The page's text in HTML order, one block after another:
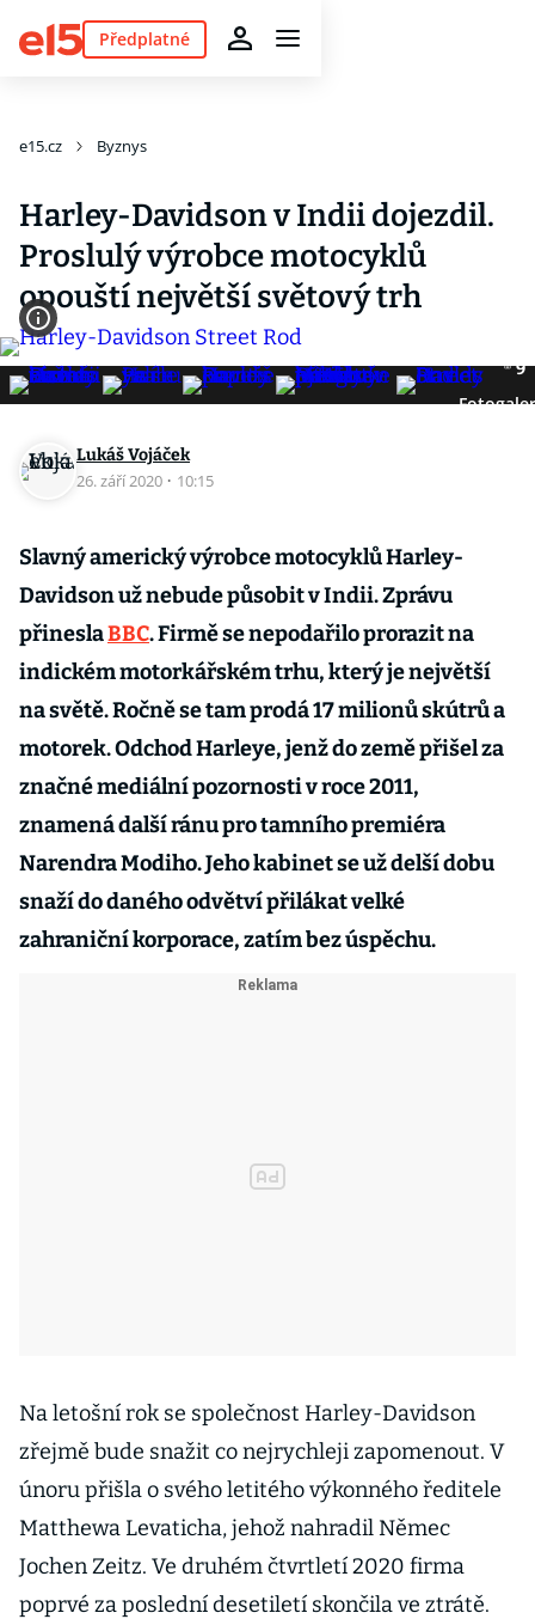
Předplatné
e15.cz Byznys
Harley-Davidson v Indii dojezdil.
Proslulý výrobce motocyklů
opouští největší světový trh
9
Lukáš Vojáček
26. září 2020 · 10:15
Slavný americký výrobce motocyklů Harley-
Davidson už nebude působit v Indii. Zprávu
přineslaBBC. Firmě se nepodařilo prorazit na
indickém motorkářském trhu, který je největší
na světě. Ročně se tam prodá 17 milionů skútrů a
motorek. Odchod Harleye, jenž do země přišel za
značné mediální pozornosti v roce 2011,
znamená další ránu pro tamního premiéra
Narendra Modiho. Jeho kabinet se už delší dobu
snaží do daného odvětví přilákat velké
zahraniční korporace, zatím bez úspěchu.
Na letošní rok se společnost Harley-Davidson
zřejmě bude snažit co nejrychleji zapomenout. V
únoru přišla o svého letitého výkonného ředitele
Matthewa Levaticha, jehož nahradil Němec
Jochen Zeitz. Ve druhém čtvrtletí 2020 firma
poprvé za poslední desetiletí skončila ve ztrátě.